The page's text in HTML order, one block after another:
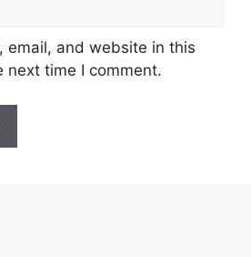
email, and website in this
next time I comment.